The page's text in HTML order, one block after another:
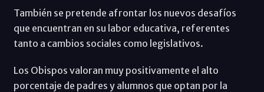
También se pretende afrontar los nuevos desafíos
que encuentran en su labor educativa, referentes
tanto a cambios sociales como legislativos.
Los Obispos valoran muy positivamente el alto
porcentaje de padres y alumnos que optan por la